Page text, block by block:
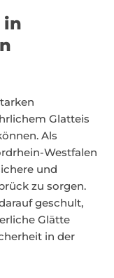
in
Glatteis
Als
Westfalen
und
zu sorgen.
geschult,
Glätte
in der